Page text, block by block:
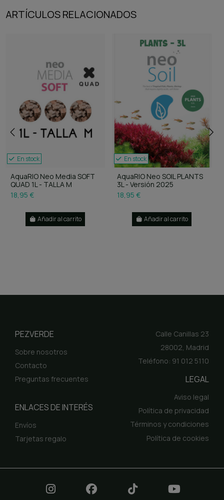
ARTÍCULOS RELACIONADOS
En stock
AquaRIO Neo Media SOFT
QUAD 1L - TALLA M
18,95 €
Añadir al carrito
En stock
AquaRIO Neo SOIL PLANTS
3L - Versión 2025
18,95 €
Añadir al carrito
PEZVERDE
Sobre nosotros
Contacto
Preguntas frecuentes
ENLACES DE INTERÉS
Envíos
Tarjetas regalo
Calle Canillas 23
28002, Madrid
Teléfono: 91 012 5110
LEGAL
Aviso legal
Política de privacidad
Términos y condiciones
Política de cookies